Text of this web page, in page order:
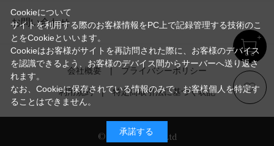
お問い合わせ
会社概要 プライバシーポリシー
利用規約 特定商取引法に基づく表記
© Imayo & Co.,Ltd
Cookieについて
サイトを利用する際のお客様情報をPC上で記録管理する技術のこ
とをCookieといいます。
Cookieはお客様がサイトを再訪問された際に、お客様のデバイス
を認識できるよう、お客様のデバイス間からサーバーへ送り返さ
れます。
なお、Cookieに保存されている情報のみで、お客様個人を特定す
ることはできません。
承諾する